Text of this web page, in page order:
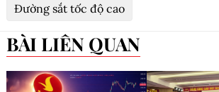
Đường sắt tốc độ cao
BÀI LIÊN QUAN